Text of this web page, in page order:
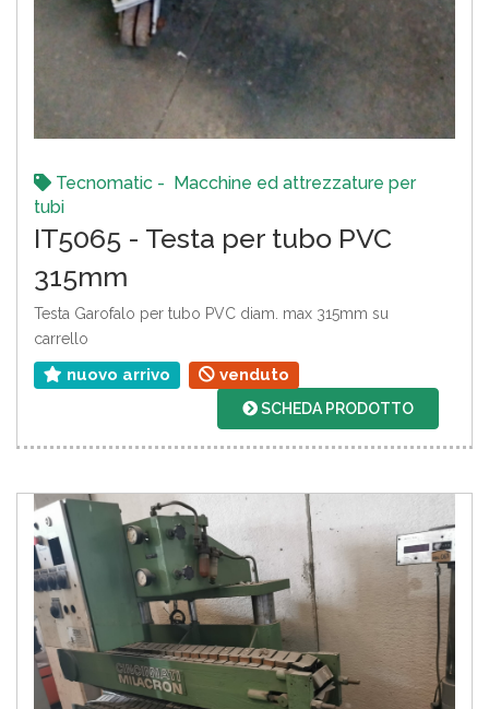
Tecnomatic - Macchine ed attrezzature per
tubi
IT5065 - Testa per tubo PVC
315mm
Testa Garofalo per tubo PVC diam. max 315mm su
carrello
nuovo arrivo venduto
SCHEDA PRODOTTO